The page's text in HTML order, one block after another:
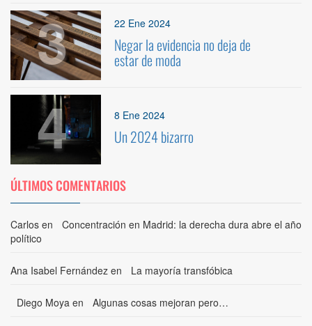
3 22 Ene 2024
Negar la evidencia no deja de
estar de moda
4 8 Ene 2024
Un 2024 bizarro
ÚLTIMOS COMENTARIOS
Carlos en
Concentración en Madrid: la derecha dura abre el año
político
Ana Isabel Fernández en La mayoría transfóbica
Diego Moya en Algunas cosas mejoran pero…